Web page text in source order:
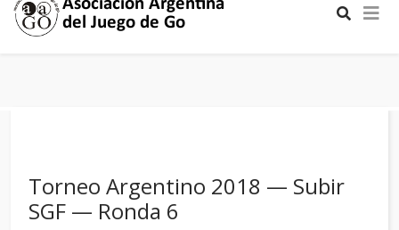
Torneo Argentino 2018 — Subir
SGF — Ronda 6